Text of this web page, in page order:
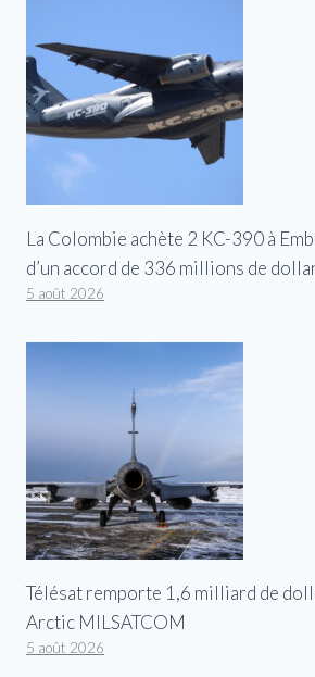
La Colombie achète 2 KC-390 à
d’un accord de 336 millions de
5 août 2026
Télésat remporte 1,6 milliard de
Arctic MILSATCOM
5 août 2026